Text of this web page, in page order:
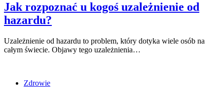
Jak rozpoznać u kogoś uzależnienie od
hazardu?
Uzależnienie od hazardu to problem, który dotyka wiele osób na
całym świecie. Objawy tego uzależnienia…
Zdrowie